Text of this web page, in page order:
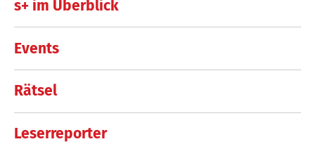
s+ im Überblick
Events
Rätsel
Leserreporter